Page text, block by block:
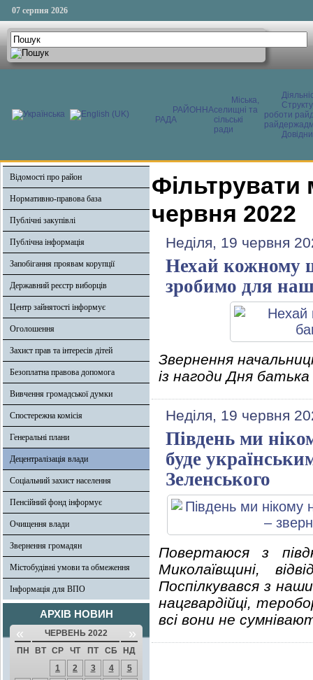
07 серпня 2026
РАЙОННА
РАДА
Міська,
селищні та
сільські
ради
роботи
Відомості про район
Нормативно-правова база
Публічні закупівлі
Публічна інформація
Запобігання проявам корупції
Державний реєстр виборців
Центр зайнятості інформує
Оголошення
Захист прав та інтересів дітей
Безоплатна правова допомога
Вивчення громадської думки
Спостережна комісія
Генеральні плани
Децентралізація влади
Соціальний захист населення
Пенсійний фонд інформує
Очищення влади
Звернення громадян
Містобудівні умови та обмеження
Інформація для ВПО
АРХІВ НОВИН
« ЧЕРВЕНЬ 2022 »
ПН ВТ СР ЧТ ПТ СБ
НД
1
2 3 4
5
Фільтрувати
червня 2022
Неділя, 19 червня
Нехай кожному
зробимо для
Звернення
із нагоди Дня
Неділя, 19 червня
Південь ми
буде
Зеленського
Повертаюся з
Миколаївщині,
Поспілкувався з
нацгвардійці,
всі вони не